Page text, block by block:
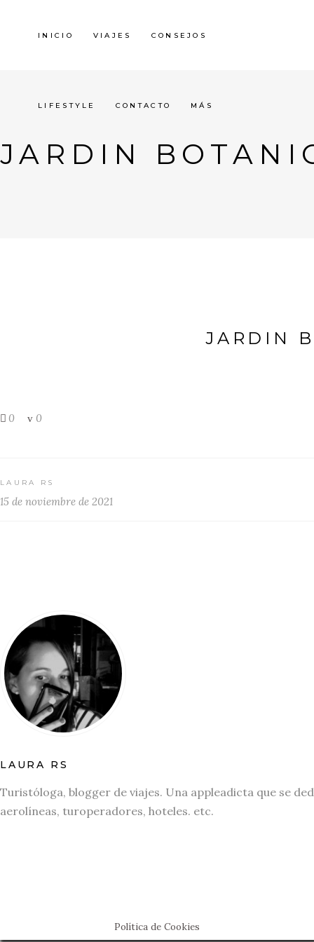
INICIO VIAJES CONSEJOS
LIFESTYLE CONTACTO MÁS
JARDIN
JARDIN
0 0
LAURA RS
15 de noviembre de 2021
LAURA RS
Turistóloga, blogger de viajes. Una appleadicta que se
aerolíneas, turoperadores, hoteles. etc.
Política de Cookies